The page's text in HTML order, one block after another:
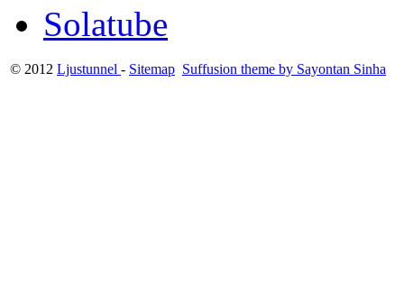
Solatube
© 2012 Ljustunnel - Sitemap Suffusion theme by Sayontan Sinha